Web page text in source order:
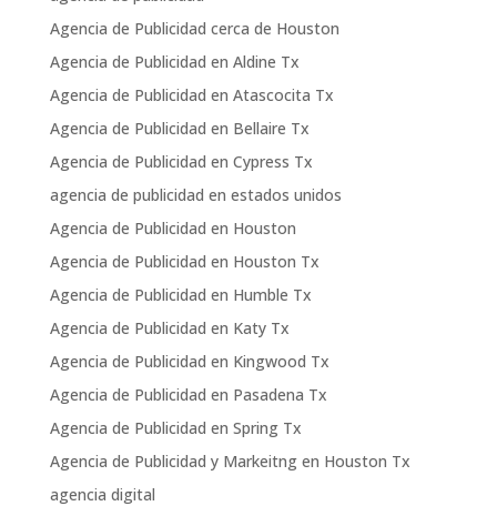
Agencia de Publicidad cerca de Houston
Agencia de Publicidad en Aldine Tx
Agencia de Publicidad en Atascocita Tx
Agencia de Publicidad en Bellaire Tx
Agencia de Publicidad en Cypress Tx
agencia de publicidad en estados unidos
Agencia de Publicidad en Houston
Agencia de Publicidad en Houston Tx
Agencia de Publicidad en Humble Tx
Agencia de Publicidad en Katy Tx
Agencia de Publicidad en Kingwood Tx
Agencia de Publicidad en Pasadena Tx
Agencia de Publicidad en Spring Tx
Agencia de Publicidad y Markeitng en Houston Tx
agencia digital